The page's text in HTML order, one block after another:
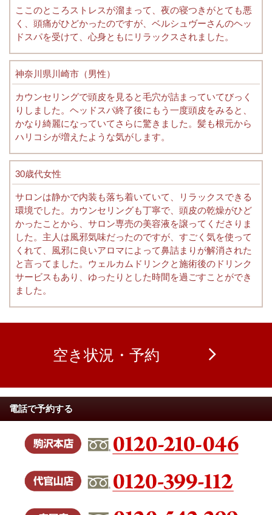
ここのところストレスが溜まって、夜の寝つきがとても悪
く、頭痛がひどかったのですが、ベルシュヴーさんのヘッ
ドスパを受けて、心身ともにリラックスされました。
神奈川県川崎市（男性）
カウンセリングで頭皮を見ると毛穴が詰まっていてびっく
りしました。ヘッドスパ終了後にもう一度頭皮をみると、
かなり綺麗になっていてさらに驚きました。髪も根元から
ハリコシが増えたような気がします。
30歳代女性
サロンは静かで内装も落ち着いていて、リラックスできる
環境でした。カウンセリングも丁寧で、頭皮の乾燥がひど
かったことから、サロン専売の美容液を譲ってくださりま
した。主人は風邪気味だったのですが、すごく気を使って
くれて、風邪に良いアロマによって鼻詰まりが解消された
と言ってました。ウェルカムドリンクと施術後のドリンク
サービスもあり、ゆったりとした時間を過ごすことができ
ました。
空き状況・予約
電話で予約する